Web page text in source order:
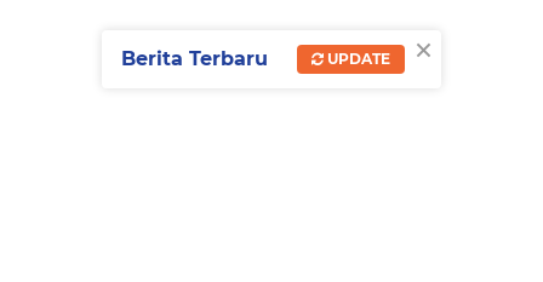
×
Berita Terbaru UPDATE